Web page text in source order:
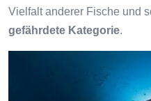
Vielfalt anderer Fische und
gefährdete Kategorie.